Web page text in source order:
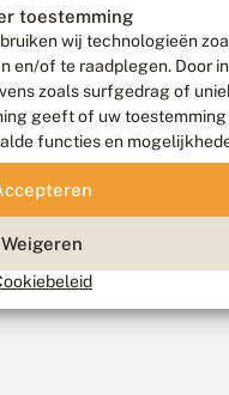
toestemming
wij technologieën
en/of te raadplegen. Door
zoals surfgedrag of
geeft of uw
functies en
Weigeren